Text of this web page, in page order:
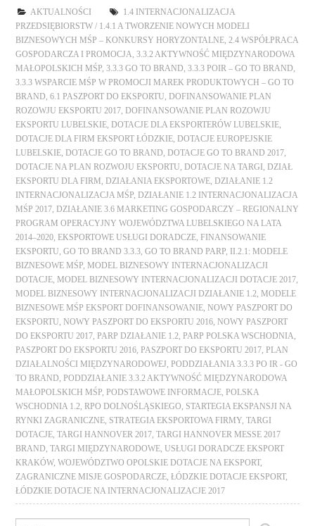
AKTUALNOŚCI
1.4 INTERNACJONALIZACJA
PRZEDSIĘBIORSTW / 1.4.1 A TWORZENIE NOWYCH MODELI
BIZNESOWYCH MŚP – KONKURSY HORYZONTALNE 2.4 WSPÓŁPRACA
GOSPODARCZA I PROMOCJA ,3.3.2 AKTYWNOŚĆ MIĘDZYNARODOWA
MAŁOPOLSKICH MŚP ,3.3.3 GO TO BRAND ,3.3.3 POIR – GO TO BRAND
3.3.3 WSPARCIE MŚP W PROMOCJI MAREK PRODUKTOWYCH – GO TO
BRAND ,6.1 PASZPORT DO EKSPORTU ,DOFINANSOWANIE PLAN
ROZOWJU EKSPORTU 2017 ,DOFINANSOWANIE PLAN ROZOWJU
EKSPORTU LUBELSKIE ,DOTACJE DLA EKSPORTERÓW LUBELSKIE
DOTACJE DLA FIRM EKSPORT ŁÓDZKIE ,DOTACJE EUROPEJSKIE
LUBELSKIE ,DOTACJE GO TO BRAND ,DOTACJE GO TO BRAND 2017
DOTACJE NA PLAN ROZWOJU EKSPORTU ,DOTACJE NA TARGI ,DZIAŁ
EKSPORTU DLA FIRM ,DZIAŁANIA EKSPORTOWE ,DZIAŁANIE 1.2
INTERNACJONALIZACJA MŚP ,DZIAŁANIE 1.2 INTERNACJONALIZACJA
MŚP 2017 ,DZIAŁANIE 3.6 MARKETING GOSPODARCZY – REGIONALNY
PROGRAM OPERACYJNY WOJEWÓDZTWA LUBELSKIEGO NA LATA
2014–2020 ,EKSPORTOWE USŁUGI DORADCZE ,FINANSOWANIE
EKSPORTU ,GO TO BRAND 3.3.3 ,GO TO BRAND PARP
II.2.1: MODELE
BIZNESOWE MŚP ,MODEL BIZNESOWY INTERNACJONALIZACJI
DOTACJE ,MODEL BIZNESOWY INTERNACJONALIZACJI DOTACJE 2017
MODEL BIZNESOWY INTERNACJONALIZACJI DZIAŁANIE 1.2 ,MODELE
BIZNESOWE MŚP EKSPORT DOFINANSOWANIE ,NOWY PASZPORT DO
EKSPORTU ,NOWY PASZPORT DO EKSPORTU 2016 ,NOWY PASZPORT
DO EKSPORTU 2017 ,PARP DZIAŁANIE 1.2 ,PARP POLSKA WSCHODNIA
PASZPORT DO EKSPORTU 2016 ,PASZPORT DO EKSPORTU 2017 ,PLAN
DZIAŁALNOŚCI MIĘDZYNARODOWEJ ,PODDZIAŁANIA 3.3.3 PO IR - GO
TO BRAND ,PODDZIAŁANIE 3.3.2 AKTYWNOŚĆ MIĘDZYNARODOWA
MAŁOPOLSKICH MŚP ,PODSTAWOWE INFORMACJE ,POLSKA
WSCHODNIA 1.2 ,RPO DOLNOŚLĄSKIEGO
STARTEGIA EKSPANSJI NA
RYNKI ZAGRANICZNE STRATEGIA EKSPORTOWA FIRMY ,TARGI
DOTACJE ,TARGI HANNOVER 2017 ,TARGI HANNOVER MESSE 2017
BRAND ,TARGI MIĘDZYNARODOWE ,USŁUGI DORADCZE EKSPORT
KRAKÓW,WOJEWÓDZTWO OPOLSKIE DOTACJE NA EKSPORT,
ZAGRANICZNE MISJE GOSPODARCZE ,ŁÓDZKIE DOTACJE EKSPORT,
ŁÓDZKIE DOTACJE NA INTERNACJONALIZACJE 2017